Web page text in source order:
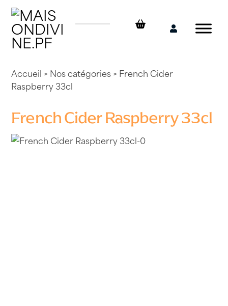
Skip
content
Mon
Accueil > Nos catégories> French Cider
Raspberry 33cl
French Cider Raspberry 33cl